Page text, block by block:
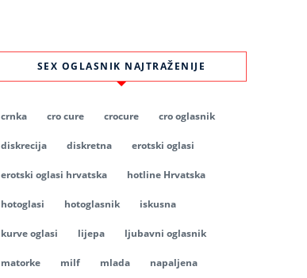
SEX OGLASNIK NAJTRAŽENIJE
crnka cro cure crocure cro oglasnik
diskrecija diskretna erotski oglasi
erotski oglasi hrvatska hotline Hrvatska
hotoglasi hotoglasnik iskusna
kurve oglasi lijepa ljubavni oglasnik
matorke milf mlada napaljena